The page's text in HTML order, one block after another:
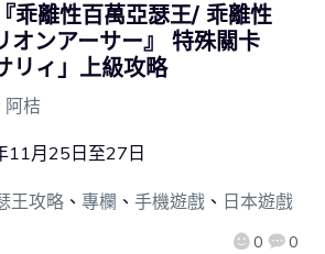
乖離性百萬亞瑟王/ 乖離性
オンアーサー』 特殊關卡
リィ」上級攻略
阿桔
0 0
11月25日至27日
王攻略、 專欄 、 手機遊戲、 日本遊戲